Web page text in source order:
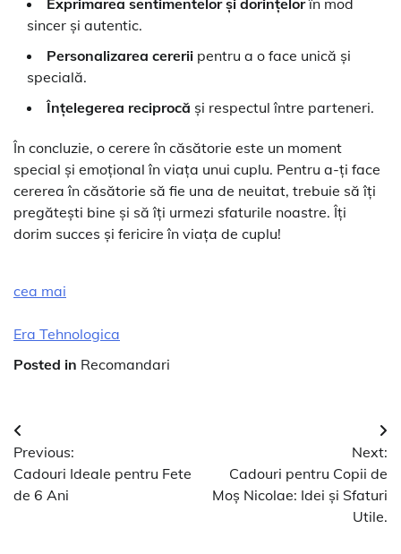
Exprimarea sentimentelor și dorințelorîn mod
sincer și autentic.
Personalizarea cererii pentru a o face unică și
specială.
Înțelegerea reciprocă și respectul între parteneri.
În concluzie, o cerere în căsătorie este un moment
special și emoțional în viața unui cuplu. Pentru a-ți face
cererea în căsătorie să fie una de neuitat, trebuie să îți
pregătești bine și să îți urmezi sfaturile noastre. Îți
dorim succes și fericire în viața de cuplu!
cea mai
Era Tehnologica
Posted in Recomandari
Navigare
în
articole
Previous:
Cadouri Ideale pentru Fete
de 6 Ani
Next:
Cadouri pentru Copii de
Moș Nicolae: Idei și Sfaturi
Utile.